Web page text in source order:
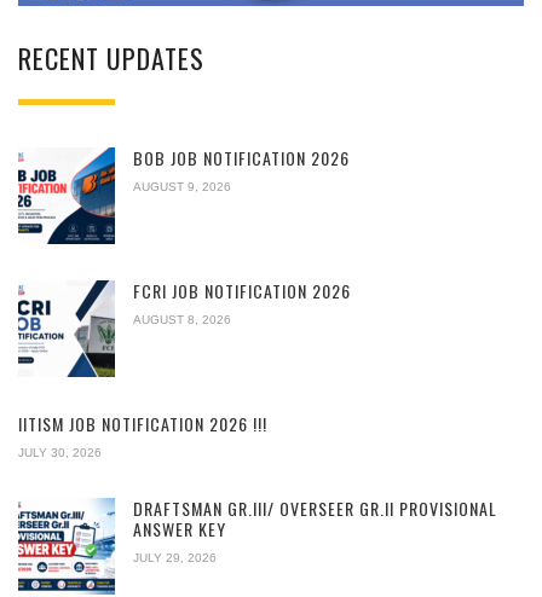
RECENT UPDATES
BOB JOB NOTIFICATION 2026
AUGUST 9, 2026
FCRI JOB NOTIFICATION 2026
AUGUST 8, 2026
IITISM JOB NOTIFICATION 2026 !!!
JULY 30, 2026
DRAFTSMAN GR.III/ OVERSEER GR.II PROVISIONAL
ANSWER KEY
JULY 29, 2026